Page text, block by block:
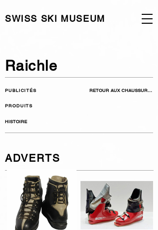
SWISS SKI MUSEUM
Raichle
PUBLICITÉS RETOUR AUX CHAUSSURES
PRODUITS
HISTOIRE
ADVERTS